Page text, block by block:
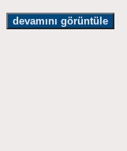
devamını görüntüle